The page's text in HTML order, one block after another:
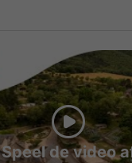
Speel de video